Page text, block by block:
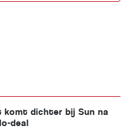
komt dichter bij Sun na
deal